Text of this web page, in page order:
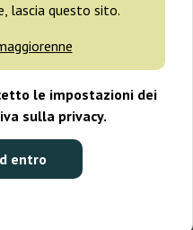
lascia questo sito.
le impostazioni dei
sulla privacy.
entro